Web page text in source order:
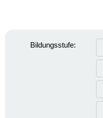
Bildungsstufe: